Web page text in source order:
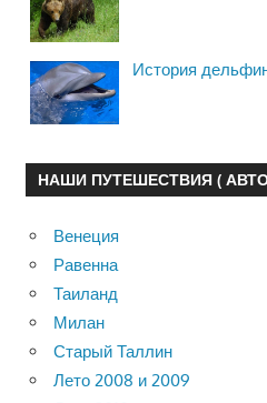
История
НАШИ ПУТЕШЕСТВИЯ (
Венеция
Равенна
Таиланд
Милан
Старый Таллин
Лето 2008 и 2009